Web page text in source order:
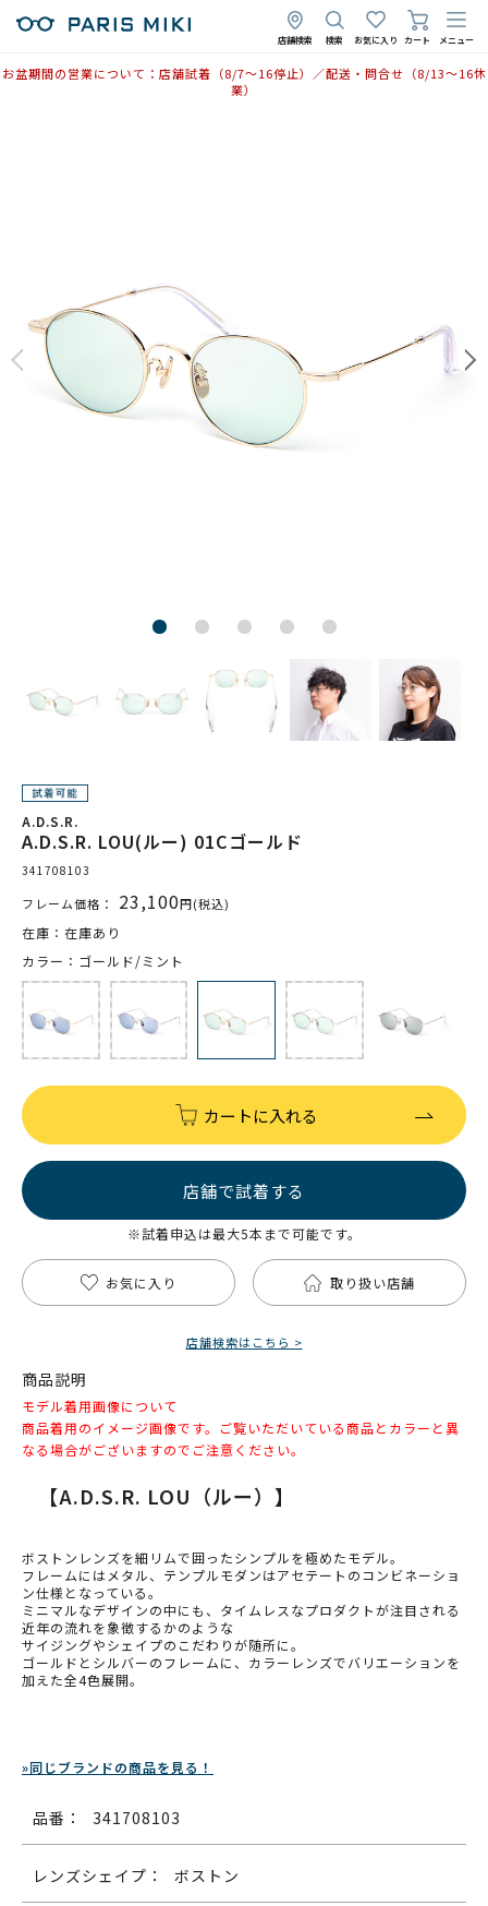
店舗検索 検索 お気に入り カート メニュー
お盆期間の営業について：店舗試着（8/7〜16停止）／配送・問合せ（8/13〜16休
業）
A.D.S.R.
A.D.S.R. LOU(ルー) 01Cゴールド
341708103
フレーム価格： 23,100円(税込)
在庫：在庫あり
カラー：ゴールド/ミント
カートに入れる
店舗で試着する
※試着申込は最大5本まで可能です。
お気に入り 取り扱い店舗
店舗検索はこちら >
商品説明
モデル着用画像について
商品着用のイメージ画像です。ご覧いただいている商品とカラーと異
なる場合がございますのでご注意ください。
【A.D.S.R. LOU（ルー）】
ボストンレンズを細リムで囲ったシンプルを極めたモデル。
フレームにはメタル、テンプルモダンはアセテートのコンビネーショ
ン仕様となっている。
ミニマルなデザインの中にも、タイムレスなプロダクトが注目される
近年の流れを象徴するかのような
サイジングやシェイプのこだわりが随所に。
ゴールドとシルバーのフレームに、カラーレンズでバリエーションを
加えた全4色展開。
»同じブランドの商品を見る！
品番： 341708103
レンズシェイプ： ボストン